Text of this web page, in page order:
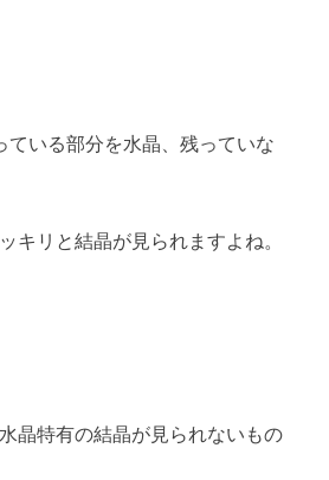
いる部分を水晶、残っていな
キリと結晶が見られますよね。
晶特有の結晶が見られないもの